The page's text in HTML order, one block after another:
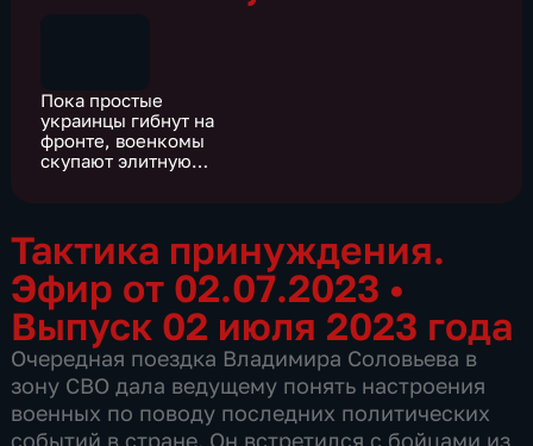
Пока простые
украинцы гибнут на
фронте, военкомы
скупают элитную
Тактика принуждения.
Эфир от 02.07.2023 •
Выпуск 02 июля 2023 года
Очередная поездка Владимира Соловьева в
зону СВО дала ведущему понять настроения
военных по поводу последних политических
событий в стране. Он встретился с бойцами из